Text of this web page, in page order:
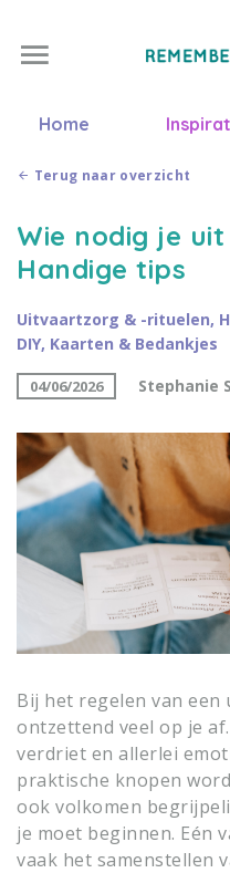
Home
Terug naar overzicht
Wie nodig je
Handige tips
Uitvaartzorg & -rituelen,
DIY, Kaarten & Bedankjes
04/06/2026 Stephanie
Bij het regelen van
ontzettend veel op je
verdriet en allerlei
praktische knopen
ook volkomen
je moet beginnen. Eén
vaak het samenstellen